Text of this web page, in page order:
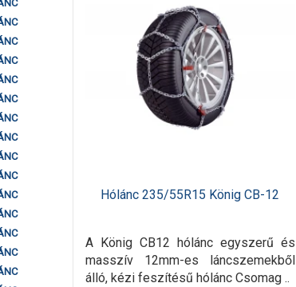
Hólánc 235/55R15 König CB-12
A König CB12 hólánc egyszerű és
masszív 12mm-es láncszemekből
álló, kézi feszítésű hólánc Csomag ..